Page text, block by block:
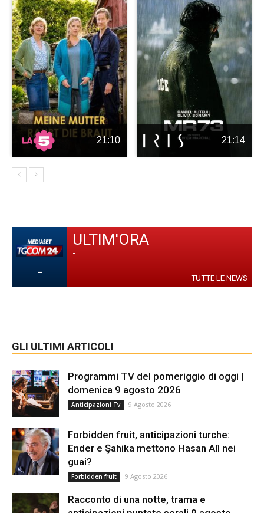
21:10 21:14
-
ULTIM'ORA
-
TUTTE LE NEWS
GLI ULTIMI ARTICOLI
Programmi TV del pomeriggio di oggi |
domenica 9 agosto 2026
Anticipazioni Tv 9 Agosto 2026
Forbidden fruit, anticipazioni turche:
Ender e Şahika mettono Hasan Alì nei
guai?
Forbidden fruit 9 Agosto 2026
Racconto di una notte, trama e